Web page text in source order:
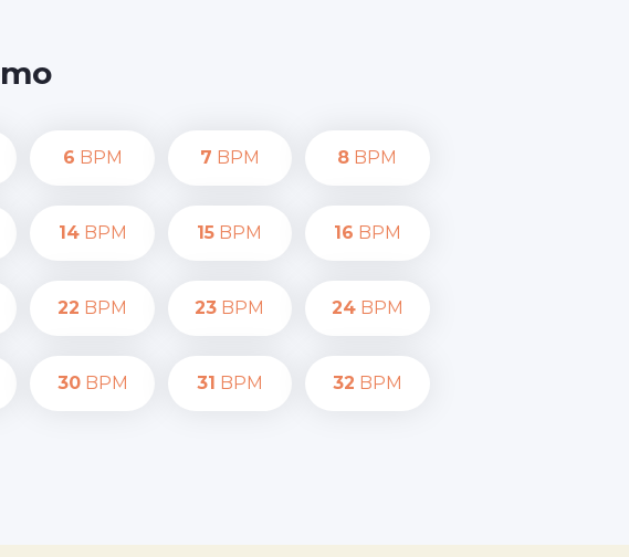
6 BPM 7 BPM 8 BPM
14BPM 15 BPM 16 BPM
22 BPM 23 BPM 24BPM
30BPM 31 BPM 32 BPM